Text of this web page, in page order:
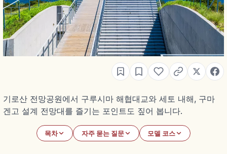
기로산 전망공원에서 구루시마 해협대교와 세토 내해, 구마
겐고 설계 전망대를 즐기는 포인트도 짚어 봅니다.
목차 자주 묻는 질문 모델 코스